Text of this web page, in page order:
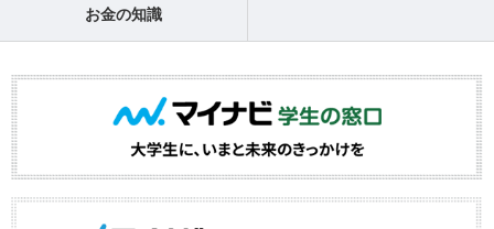
お金の知識